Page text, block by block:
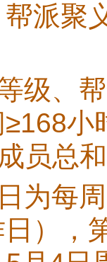
派聚
级、
员总
为每
），